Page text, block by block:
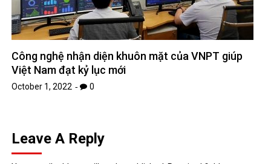
Công nghệ nhận diện khuôn mặt của VNPT giúp
Việt Nam đạt kỷ lục mới
October 1, 2022 0
Leave A Reply